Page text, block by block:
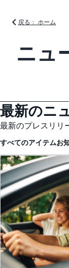
戻る： ホーム
ニュ
最新のニ
最新のプレスリリ
すべてのアイテムお